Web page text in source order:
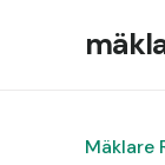
Mäklare